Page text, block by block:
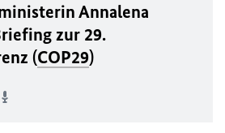
Annalena
zur 29.
(COP29)